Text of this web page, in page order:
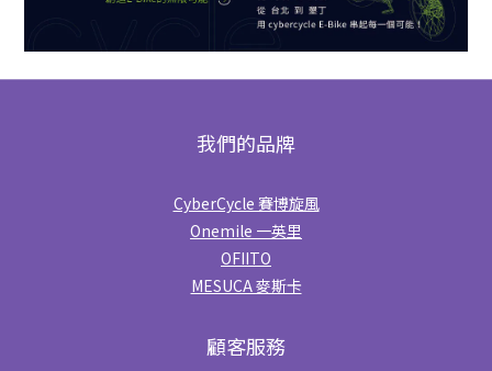
我們的品牌
CyberCycle 賽博旋風
Onemile 一英里
OFIITO
MESUCA 麥斯卡
顧客服務